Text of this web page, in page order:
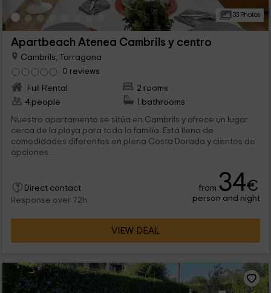
33 Photos
Apartbeach Atenea Cambrils y centro
Cambrils, Tarragona
0 reviews
Full Rental
2 rooms
4 people
1 bathrooms
Nuestro apartamento se sitúa en Cambrils y ofrece un lugar
cerca de la playa para toda la familia. Está lleno de
comodidades diferentes en plena Costa Dorada y cientos de
opciones...
Direct contact
Response over 72h
from 34€
person and night
VIEW DEAL